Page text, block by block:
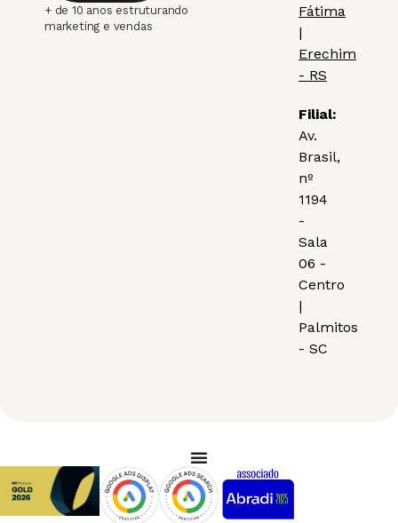
+ de 10 anos estruturando
marketing e vendas
Fátima
|
Erechim
- RS
Filial:
Av.
Brasil,
nº
1194
-
Sala
06 -
Centro
|
Palmitos
- SC